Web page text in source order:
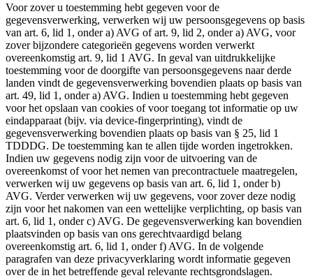
Voor zover u toestemming hebt gegeven voor de
gegevensverwerking, verwerken wij uw persoonsgegevens op basis
van art. 6, lid 1, onder a) AVG of art. 9, lid 2, onder a) AVG, voor
zover bijzondere categorieën gegevens worden verwerkt
overeenkomstig art. 9, lid 1 AVG. In geval van uitdrukkelijke
toestemming voor de doorgifte van persoonsgegevens naar derde
landen vindt de gegevensverwerking bovendien plaats op basis van
art. 49, lid 1, onder a) AVG. Indien u toestemming hebt gegeven
voor het opslaan van cookies of voor toegang tot informatie op uw
eindapparaat (bijv. via device-fingerprinting), vindt de
gegevensverwerking bovendien plaats op basis van § 25, lid 1
TDDDG. De toestemming kan te allen tijde worden ingetrokken.
Indien uw gegevens nodig zijn voor de uitvoering van de
overeenkomst of voor het nemen van precontractuele maatregelen,
verwerken wij uw gegevens op basis van art. 6, lid 1, onder b)
AVG. Verder verwerken wij uw gegevens, voor zover deze nodig
zijn voor het nakomen van een wettelijke verplichting, op basis van
art. 6, lid 1, onder c) AVG. De gegevensverwerking kan bovendien
plaatsvinden op basis van ons gerechtvaardigd belang
overeenkomstig art. 6, lid 1, onder f) AVG. In de volgende
paragrafen van deze privacyverklaring wordt informatie gegeven
over de in het betreffende geval relevante rechtsgrondslagen.